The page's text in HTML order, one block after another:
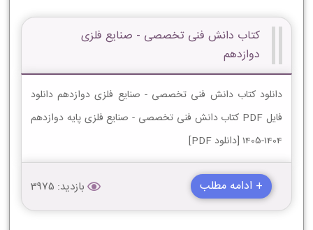
کتاب دانش فنی تخصصی - صنایع فلزی
دوازدهم
دانلود کتاب دانش فنی تخصصی - صنایع فلزی دوازدهم دانلود
فایل PDF کتاب دانش فنی تخصصی - صنایع فلزی پایه دوازدهم
1404-1405 [دانلود PDF]
+ ادامه مطلب بازدید: 3975